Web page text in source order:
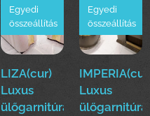
LIZA(cur)
Luxus
ülőgarnitúra
Egyedi
összeállítás
Luxus
ülőgarnitúra
Egyedi
összeállítás